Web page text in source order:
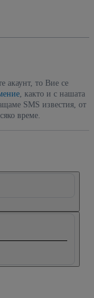
акаунт, то Вие се
, както и с нашата
SMS известия, от
време.